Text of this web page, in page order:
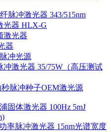
脉冲激光器 343/515nm
光器 HLX-G
激光器
器
冲光源
冲激光器 35/75W（高压测试
秒脉冲种子OEM激光源
固体激光器 100Hz 5mJ
率脉冲激光器 15nm光谱宽度